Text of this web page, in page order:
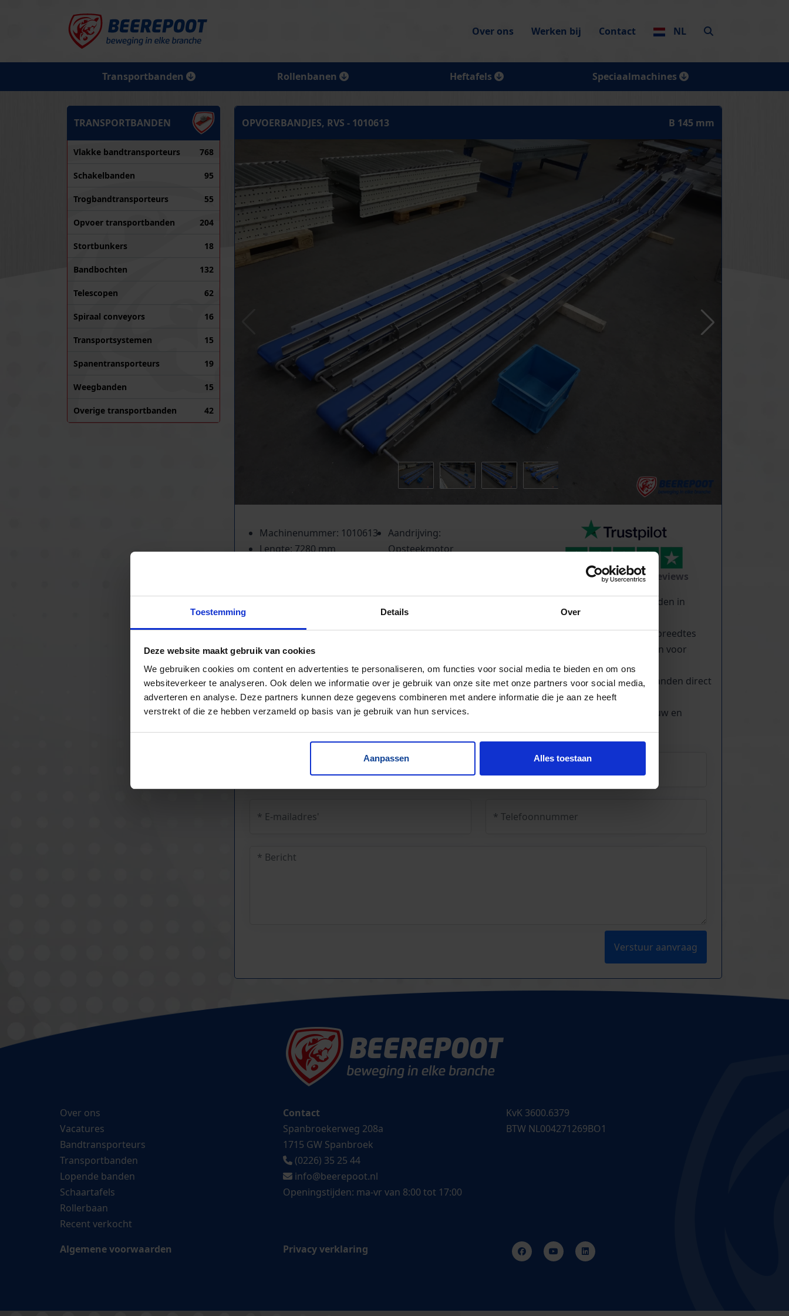
Toestemming Details Over
Deze website maakt gebruik van cookies
We gebruiken cookies om content en advertenties te personaliseren, om functies voor social media te bieden en om ons
websiteverkeer te analyseren. Ook delen we informatie over je gebruik van onze site met onze partners voor social media,
adverteren en analyse. Deze partners kunnen deze gegevens combineren met andere informatie die je aan ze heeft
verstrekt of die ze hebben verzameld op basis van je gebruik van hun services.
Aanpassen Alles toestaan
Over ons Werken bij Contact NL
Transportbanden Rollenbanen Heftafels Speciaalmachines
TRANSPORTBANDEN
Vlakke bandtransporteurs 768
Schakelbanden 95
Trogbandtransporteurs 55
Opvoer transportbanden 204
Stortbunkers 18
Bandbochten 132
Telescopen 62
Spiraal conveyors 16
Transportsystemen 15
Spanentransporteurs 19
Weegbanden 15
Overige transportbanden 42
OPVOERBANDJES, RVS - 1010613 B 145 mm
Machinenummer: 1010613
Lengte: 7280 mm
Aandrijving:
Opsteekmotor
Horizontaal: ± 1950 mm, opvoerend ± 5330 mm. Band:
zijgeleiding: 115 mm).
TrustScore5.0|213
reviews
Duizenden lopende banden in
voorraad
Veel verschillende bandbreedtes
Voor pakjes & doosjes en voor
stortgoed
Extreem veel lopende banden direct
leverbaar
Maatwerk mogelijk, nieuw en
Verstuur aanvraag
Over ons
Vacatures
Bandtransporteurs
Transportbanden
Lopende banden
Schaartafels
Rollerbaan
Recent verkocht
Contact
Spanbroekerweg 208a
1715 GW Spanbroek
(0226) 35 25 44
info@beerepoot.nl
Openingstijden: ma-vr van 8:00 tot 17:00
KvK 3600.6379
BTW NL004271269BO1
Algemene voorwaarden Privacy verklaring